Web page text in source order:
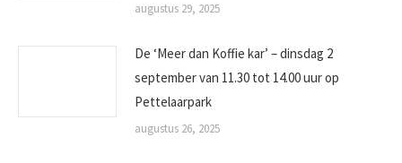
augustus 29, 2025
De ‘Meer dan Koffie kar’ – dinsdag 2
september van 11.30 tot 14.00 uur op
Pettelaarpark
augustus 26, 2025